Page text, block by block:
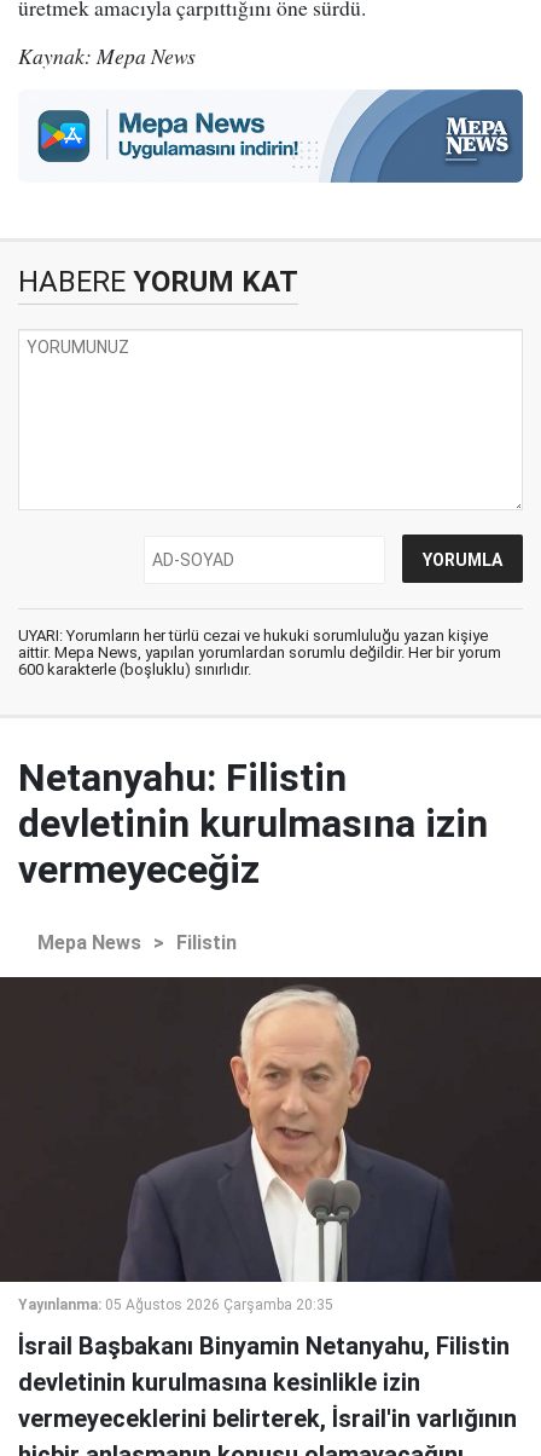
üretmek amacıyla çarpıttığını öne sürdü.
Kaynak: Mepa News
HABERE YORUM KAT
UYARI: Yorumların her türlü cezai ve hukuki sorumluluğu yazan kişiye
aittir. Mepa News, yapılan yorumlardan sorumlu değildir. Her bir yorum
600 karakterle (boşluklu) sınırlıdır.
Netanyahu: Filistin
devletinin kurulmasına izin
vermeyeceğiz
Mepa News > Filistin
Yayınlanma: 05 Ağustos 2026 Çarşamba 20:35
İsrail Başbakanı Binyamin Netanyahu, Filistin
devletinin kurulmasına kesinlikle izin
vermeyeceklerini belirterek, İsrail'in varlığının